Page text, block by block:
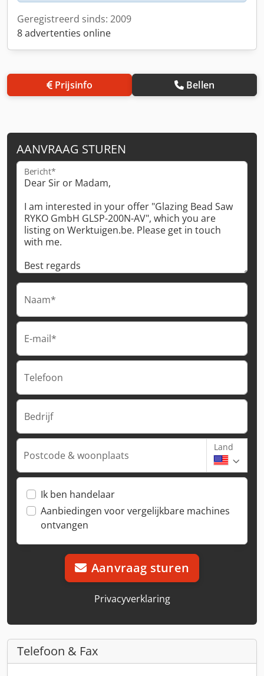
Geregistreerd sinds: 2009
8 advertenties online
Prijsinfo Bellen
AANVRAAG STUREN
Bericht*
Naam*
E-mail*
Telefoon
Bedrijf
Postcode & woonplaats
Land
Ik ben handelaar
Aanbiedingen voor vergelijkbare machines
ontvangen
Aanvraag sturen
Privacyverklaring
Telefoon & Fax